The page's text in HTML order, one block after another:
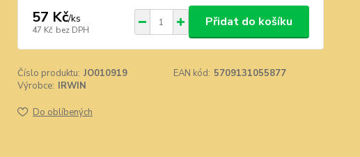
57 Kč/ks
47 Kč bez DPH
Přidat do košíku
Číslo produktu: JO010919 EAN kód: 5709131055877
Výrobce: IRWIN
Do oblíbených